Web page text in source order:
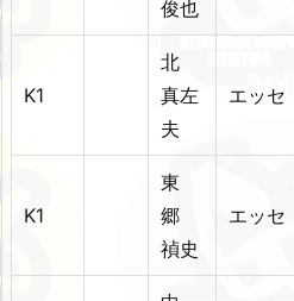
俊也
K1
北
真左
夫
エッセ
K1
東
郷
禎史
エッセ